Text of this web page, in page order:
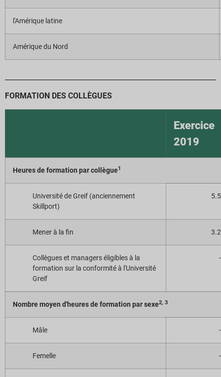
l'Amérique latine
Amérique du Nord
FORMATION DES COLLÈGUES
Exercice
2019
Heures de formation par collègue1
Université de Greif (anciennement
Skillport)
5.5
Mener à la fin 3.2
Collègues et managers éligibles à la
formation sur la conformité à l'Université
Greif
-
Nombre moyen d'heures de formation par sexe2, 3
Mâle -
Femelle -